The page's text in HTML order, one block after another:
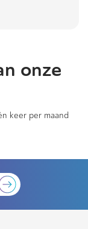
onze
keer per maand